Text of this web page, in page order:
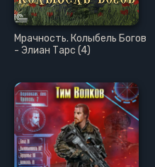
Мрачность. Колыбель Богов
- Элиан Тарс (4)